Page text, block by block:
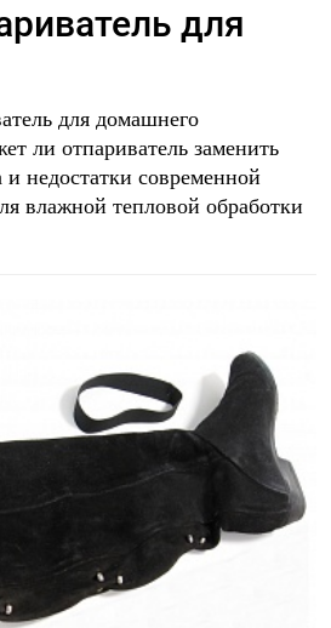
для
для домашнего
ли отпариватель заменить
недостатки современной
влажной тепловой обработки